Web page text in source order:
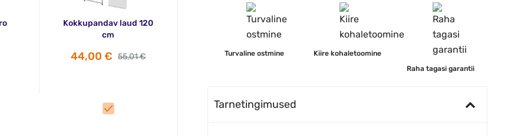
Kokkupandav laud 120
cm
44,00 € 55,01 € Turvaline ostmine
Kiire kohaletoomine
Raha tagasi garantii
Tarnetingimused